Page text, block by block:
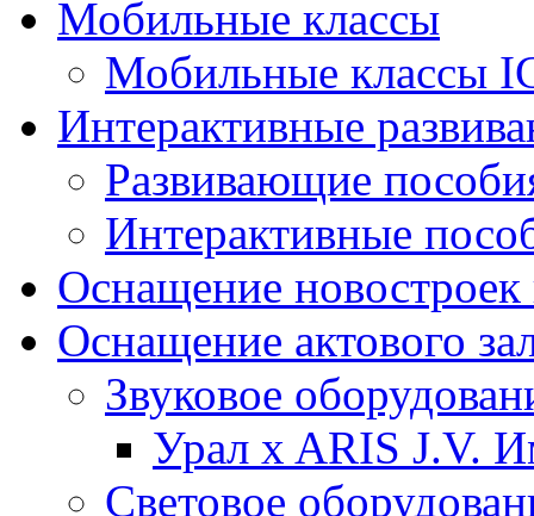
Мобильные классы
Мобильные классы
Интерактивные
Развивающие
Интерактивные
Оснащение новостроек
Оснащение актового
Звуковое
Урал x ARIS J.V.
Световое